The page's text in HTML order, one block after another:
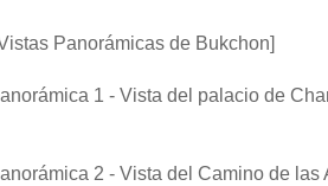
Panorámicas de Bukchon]
1 - Vista del palacio de
2 - Vista del Camino de